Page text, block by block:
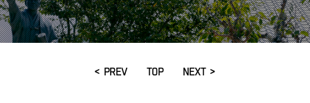
< PREV TOP NEXT >